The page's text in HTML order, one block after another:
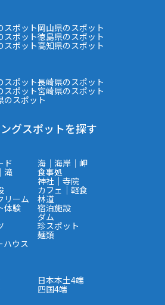
スポット岡山県のスポット
スポット徳島県のスポット
スポット高知県のスポット
スポット長崎県のスポット
スポット宮崎県のスポット
のスポット
グスポットを探す
ド 海｜海岸｜岬
滝 食事処
神社｜寺院
カフェ｜軽食
リーム 林道
体験 宿泊施設
ダム
珍スポット
麺類
ハウス
日本本土4端
四国4端